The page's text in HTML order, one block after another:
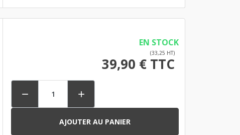
EN STOCK
(33,25 HT)
39,90 € TTC
 
AJOUTER AU PANIER